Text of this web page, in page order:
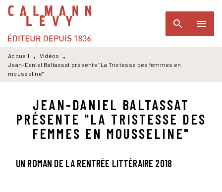
MENU RECHERCHE
PIED DE PAGE
search menu
Accueil • Vidéos
•
Jean-Daniel Baltassat présente "La Tristesse des femmes en
mousseline"
JEAN-DANIEL BALTASSAT
PRÉSENTE "LA TRISTESSE DES
FEMMES EN MOUSSELINE"
UN ROMAN DE LA RENTRÉE LITTÉRAIRE 2018